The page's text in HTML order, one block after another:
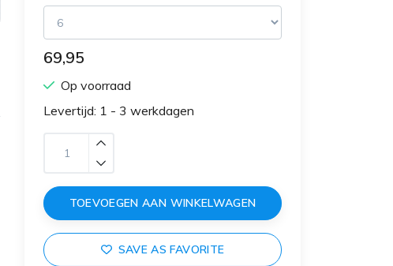
69,95
Op voorraad
Levertijd: 1 - 3 werkdagen
TOEVOEGEN AAN WINKELWAGEN
SAVE AS FAVORITE